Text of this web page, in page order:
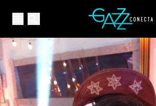
Open main menuYour Company